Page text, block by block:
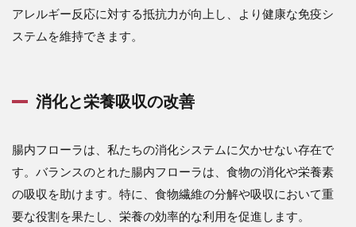
アレルギー反応に対する抵抗力が向上し、より健康な免疫シ
ステムを維持できます。
消化と栄養吸収の改善
腸内フローラは、私たちの消化システムに欠かせない存在で
す。バランスのとれた腸内フローラは、食物の消化や栄養素
の吸収を助けます。特に、食物繊維の分解や吸収において重
要な役割を果たし、栄養の効率的な利用を促進します。